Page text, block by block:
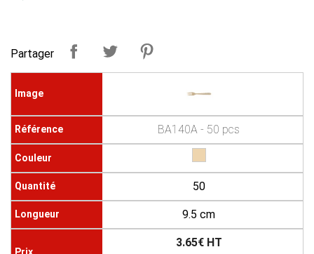
Partager
BA140A - 50 pcs
50
9.5 cm
3.65€ HT